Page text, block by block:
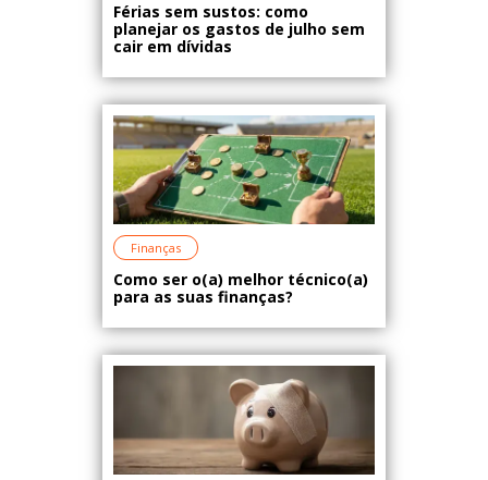
Férias sem sustos: como
planejar os gastos de julho sem
cair em dívidas
Finanças
Como ser o(a) melhor técnico(a)
para as suas finanças?